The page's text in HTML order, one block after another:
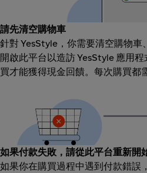
請先清空購物車
針對 YesStyle，你需要清空購物車
開啟此平台以造訪 YesStyle 應用
買才能獲得現金回饋。每次購買都
如果付款失敗，請從此平台重新開
如果你在購買過程中遇到付款錯誤